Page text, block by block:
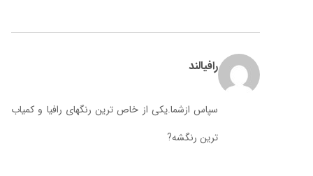
رافیالند
سپاس ازشما.یکی از خاص ترین رنگهای رافیا و کمیاب
ترین رنگشه?